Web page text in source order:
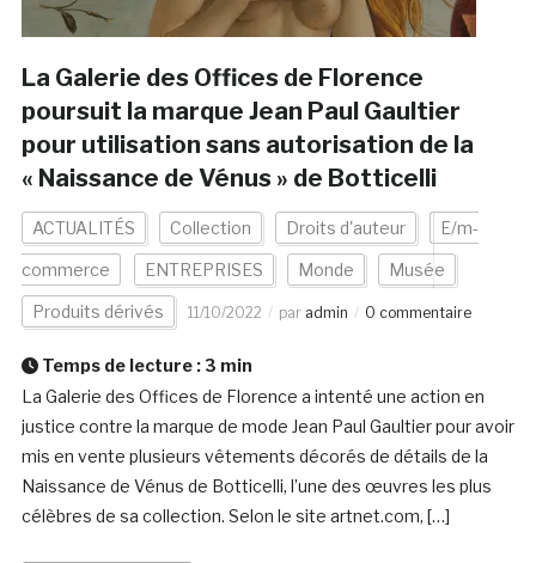
La Galerie des Offices de Florence
poursuit la marque Jean Paul Gaultier
pour utilisation sans autorisation de la
« Naissance de Vénus » de Botticelli
ACTUALITÉS Collection Droits d'auteur E/m-
commerce ENTREPRISES Monde Musée
Produits dérivés 11/10/2022 par admin 0 commentaire
Temps de lecture : 3 min
La Galerie des Offices de Florence a intenté une action en
justice contre la marque de mode Jean Paul Gaultier pour avoir
mis en vente plusieurs vêtements décorés de détails de la
Naissance de Vénus de Botticelli, l’une des œuvres les plus
célèbres de sa collection. Selon le site artnet.com, […]